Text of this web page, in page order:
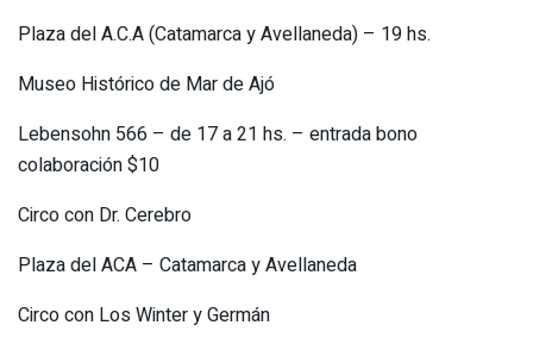
Plaza del A.C.A (Catamarca y Avellaneda) – 19 hs.
Museo Histórico de Mar de Ajó
Lebensohn 566 – de 17 a 21 hs. – entrada bono
colaboración $10
Circo con Dr. Cerebro
Plaza del ACA – Catamarca y Avellaneda
Circo con Los Winter y Germán